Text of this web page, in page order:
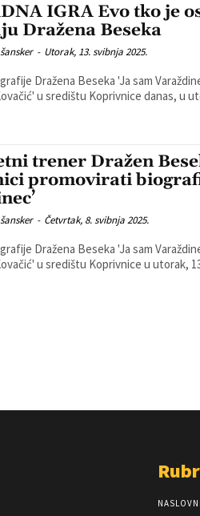
IGRA Evo tko je
Dražena Beseka
- Utorak, 13. svibnja 2025.
Dražena Beseka 'Ja sam
u središtu Koprivnice danas, u
trener Dražen
promovirati
- Četvrtak, 8. svibnja 2025.
Dražena Beseka 'Ja sam
u središtu Koprivnice u utorak,